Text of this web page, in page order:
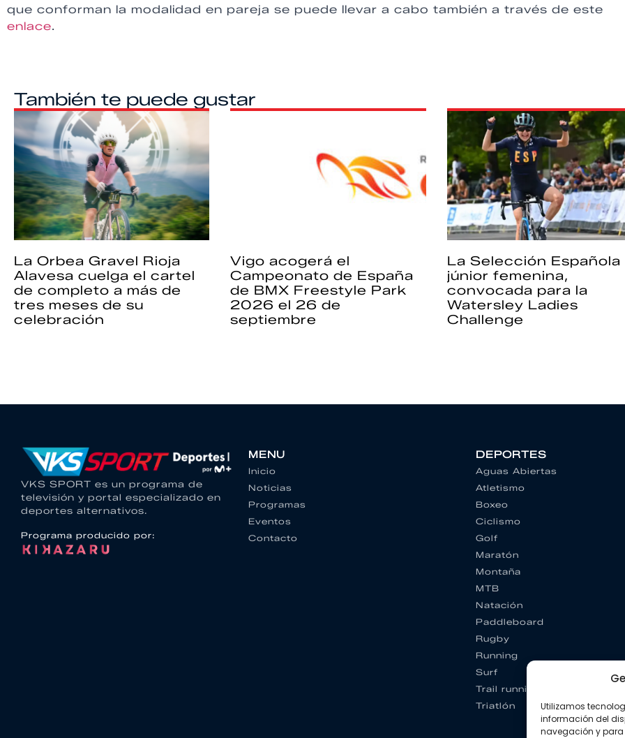
Utilizamos
información del
navegación y para
que conforman la modalidad en pareja se puede llevar a cabo también a través de este
enlace.
También te puede gustar
La Orbea Gravel Rioja
Alavesa cuelga el cartel
de completo a más de
tres meses de su
celebración
Vigo acogerá el
Campeonato de España
de BMX Freestyle Park
2026 el 26 de
septiembre
La Selección Española
júnior femenina,
convocada para la
Watersley Ladies
Challenge
VKS SPORT es un programa de
televisión y portal especializado en
deportes alternativos.
Programa producido por:
MENU
Inicio
Noticias
Programas
Eventos
Contacto
DEPORTES
Aguas Abiertas
Atletismo
Boxeo
Ciclismo
Golf
Maratón
Montaña
MTB
Natación
Paddleboard
Rugby
Running
Surf
Trail running
Triatlón